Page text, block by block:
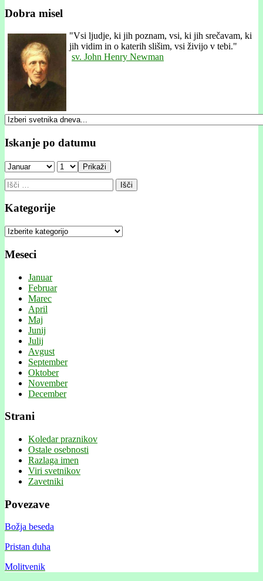
Dobra misel
"Vsi ljudje, ki jih poznam, vsi, ki jih srečavam, ki
jih vidim in o katerih slišim, vsi živijo v tebi."
sv. John Henry Newman
Iskanje po datumu
Prikaži
Išči:
Kategorije
Kategorije
Meseci
Januar
Februar
Marec
April
Maj
Junij
Julij
Avgust
September
Oktober
November
December
Strani
Koledar praznikov
Ostale osebnosti
Razlaga imen
Viri svetnikov
Zavetniki
Povezave
Božja beseda
Pristan duha
Molitvenik